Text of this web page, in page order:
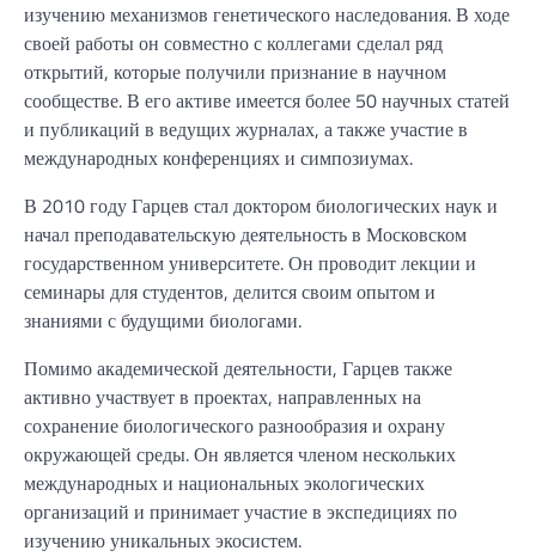
изучению механизмов генетического наследования. В ходе
своей работы он совместно с коллегами сделал ряд
открытий, которые получили признание в научном
сообществе. В его активе имеется более 50 научных статей
и публикаций в ведущих журналах, а также участие в
международных конференциях и симпозиумах.
В 2010 году Гарцев стал доктором биологических наук и
начал преподавательскую деятельность в Московском
государственном университете. Он проводит лекции и
семинары для студентов, делится своим опытом и
знаниями с будущими биологами.
Помимо академической деятельности, Гарцев также
активно участвует в проектах, направленных на
сохранение биологического разнообразия и охрану
окружающей среды. Он является членом нескольких
международных и национальных экологических
организаций и принимает участие в экспедициях по
изучению уникальных экосистем.